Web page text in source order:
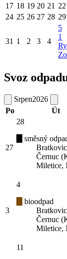
17 18 19 20 21 22
24 25 26 27 28 29
31 1 2 3 4
5
1
Svoz
Srpen2026
Po
Út
27
28
směsný
Černuc
Miletice,
3
4
bioodpad
Černuc
Miletice,
11